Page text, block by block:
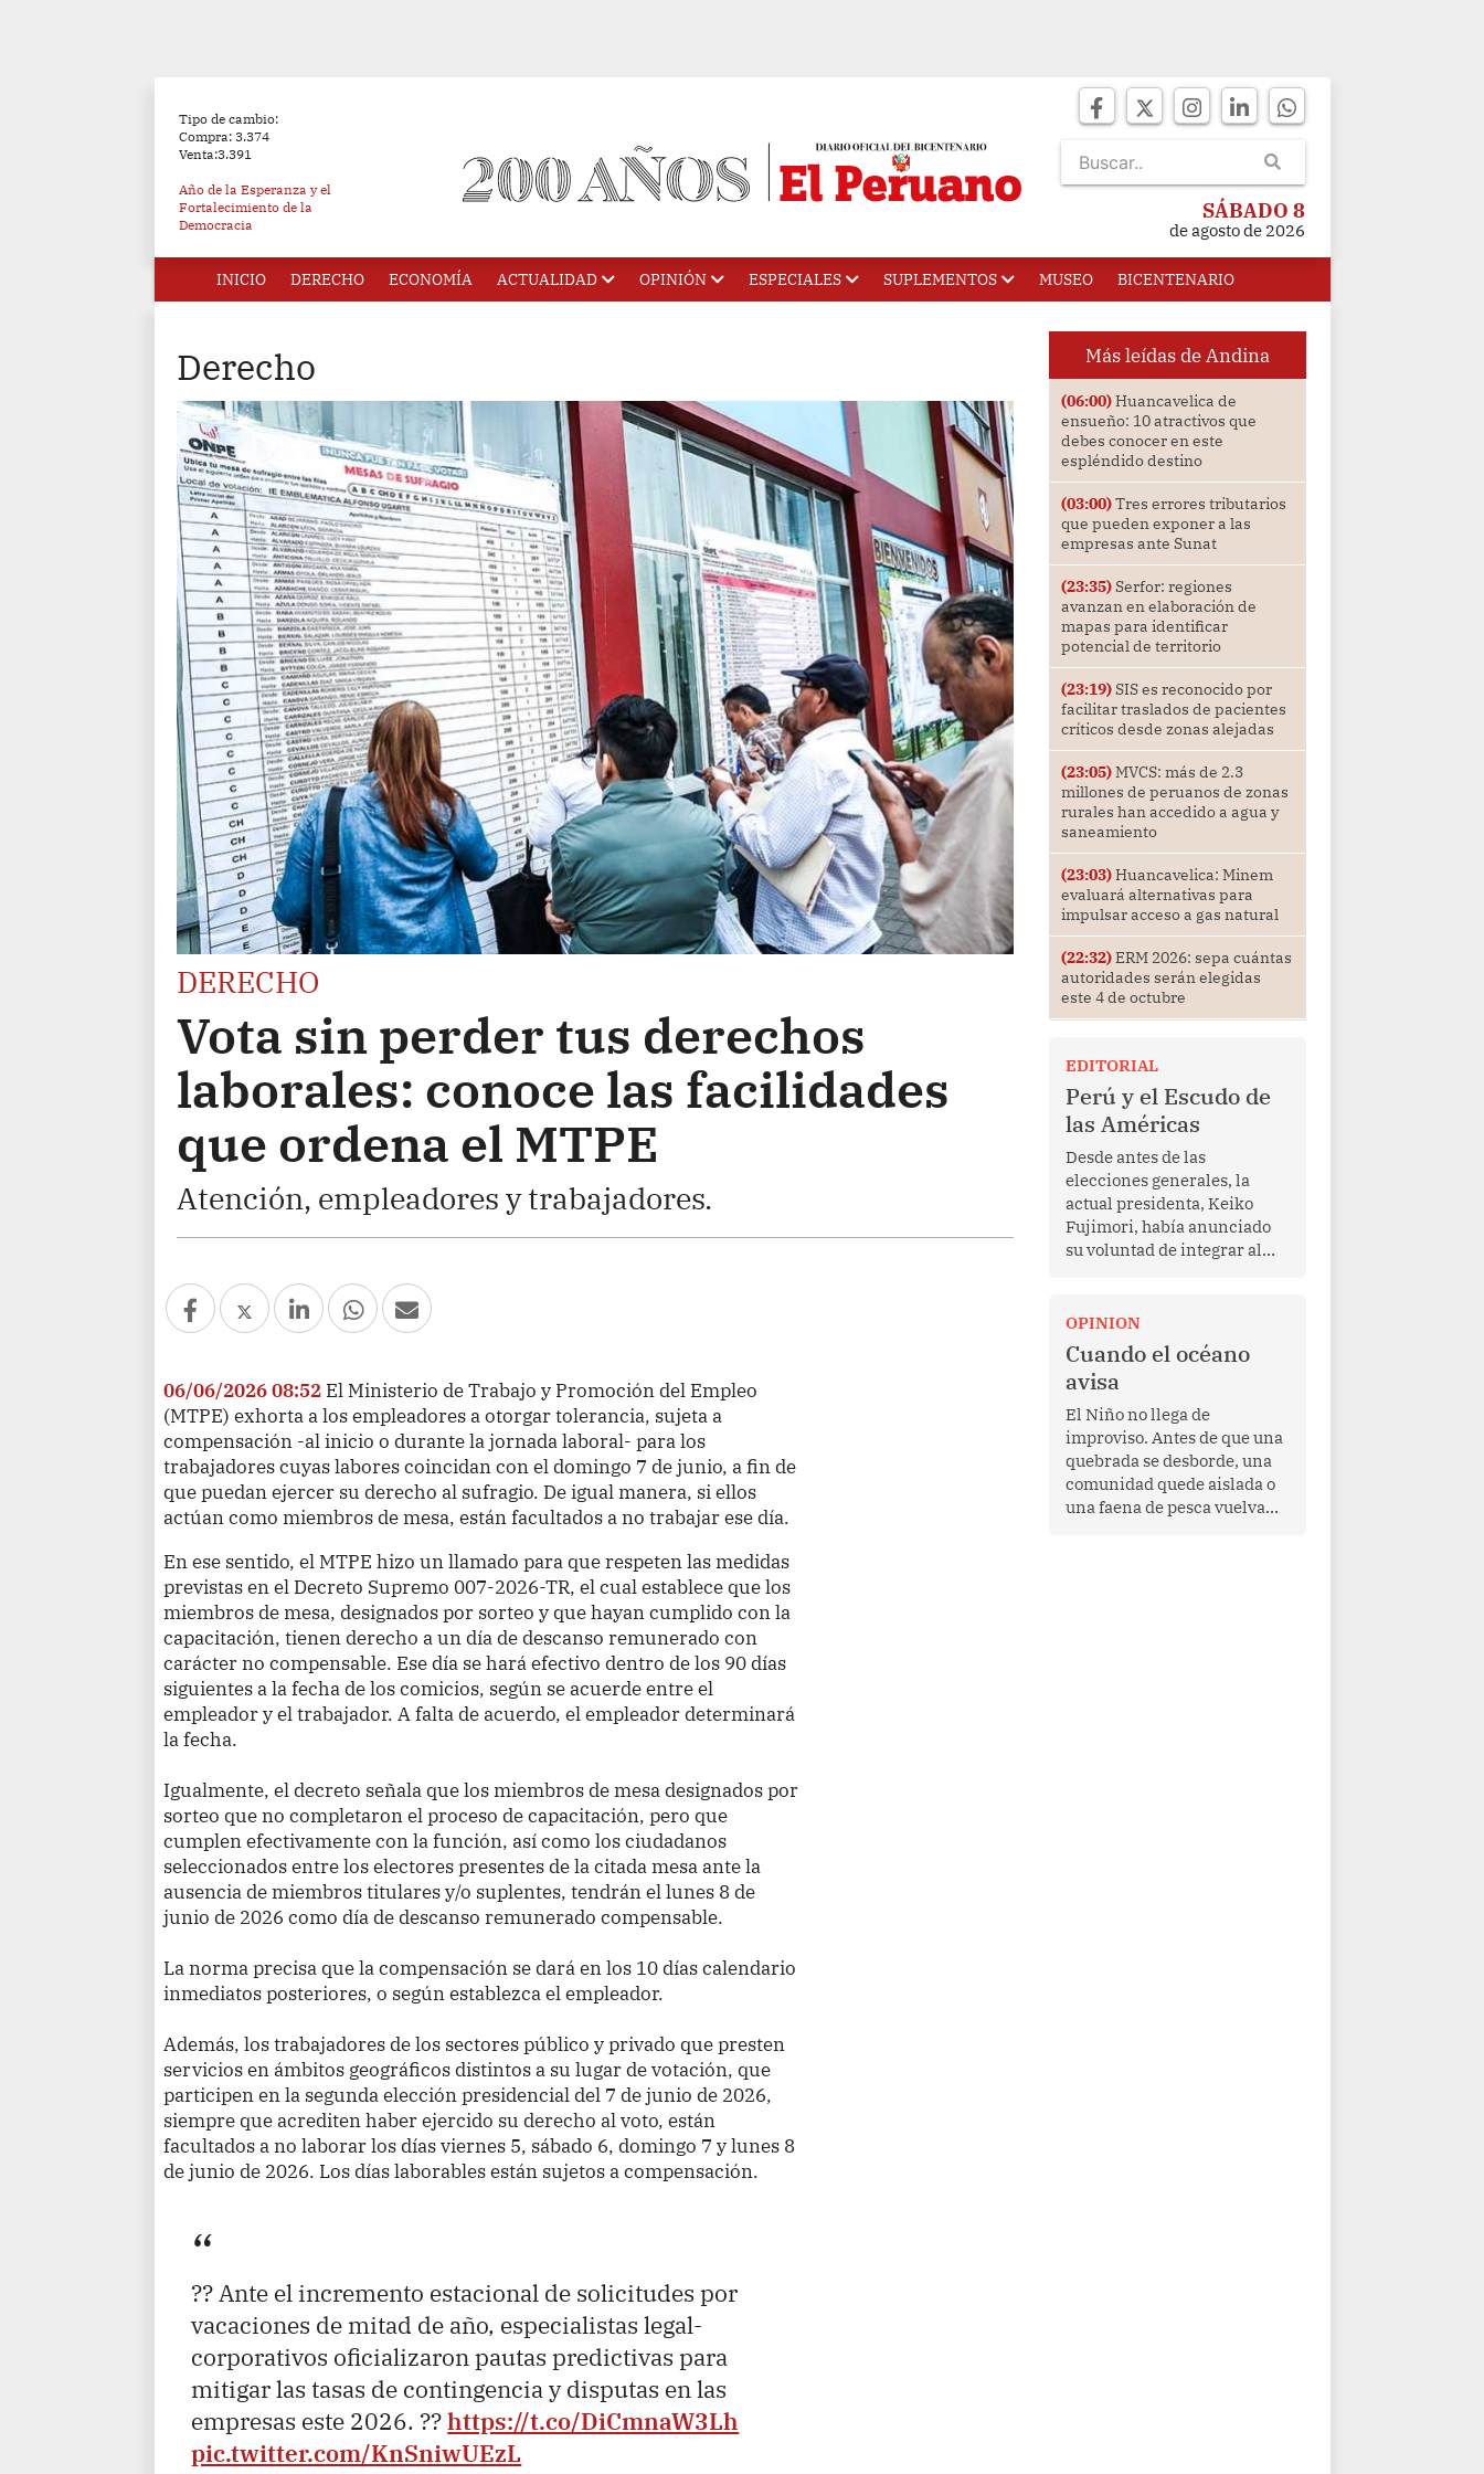
Tipo de cambio:
Compra: 3.374
Venta:3.391
Año de la Esperanza y el
Fortalecimiento de la
Democracia
SÁBADO 8
de agosto de 2026
INICIO DERECHO ECONOMÍA ACTUALIDAD OPINIÓN ESPECIALES SUPLEMENTOS MUSEO BICENTENARIO
Derecho
DERECHO
Vota sin perder tus derechos
laborales: conoce las facilidades
que ordena el MTPE
Atención, empleadores y trabajadores.
06/06/2026 08:52 El Ministerio de Trabajo y Promoción del Empleo
(MTPE) exhorta a los empleadores a otorgar tolerancia, sujeta a
compensación -al inicio o durante la jornada laboral- para los
trabajadores cuyas labores coincidan con el domingo 7 de junio, a fin de
que puedan ejercer su derecho al sufragio. De igual manera, si ellos
actúan como miembros de mesa, están facultados a no trabajar ese día.
En ese sentido, el MTPE hizo un llamado para que respeten las medidas
previstas en el Decreto Supremo 007-2026-TR, el cual establece que los
miembros de mesa, designados por sorteo y que hayan cumplido con la
capacitación, tienen derecho a un día de descanso remunerado con
carácter no compensable. Ese día se hará efectivo dentro de los 90 días
siguientes a la fecha de los comicios, según se acuerde entre el
empleador y el trabajador. A falta de acuerdo, el empleador determinará
la fecha.
Igualmente, el decreto señala que los miembros de mesa designados por
sorteo que no completaron el proceso de capacitación, pero que
cumplen efectivamente con la función, así como los ciudadanos
seleccionados entre los electores presentes de la citada mesa ante la
ausencia de miembros titulares y/o suplentes, tendrán el lunes 8 de
junio de 2026 como día de descanso remunerado compensable.
La norma precisa que la compensación se dará en los 10 días calendario
inmediatos posteriores, o según establezca el empleador.
Además, los trabajadores de los sectores público y privado que presten
servicios en ámbitos geográficos distintos a su lugar de votación, que
participen en la segunda elección presidencial del 7 de junio de 2026,
siempre que acrediten haber ejercido su derecho al voto, están
facultados a no laborar los días viernes 5, sábado 6, domingo 7 y lunes 8
de junio de 2026. Los días laborables están sujetos a compensación.
?? Ante el incremento estacional de solicitudes por
vacaciones de mitad de año, especialistas legal-
corporativos oficializaron pautas predictivas para
mitigar las tasas de contingencia y disputas en las
empresas este 2026. ??https://t.co/DiCmnaW3Lh
pic.twitter.com/KnSniwUEzL
Más leídas de Andina
(06:00)Huancavelica de
ensueño: 10 atractivos que
debes conocer en este
espléndido destino
(03:00)Tres errores tributarios
que pueden exponer a las
empresas ante Sunat
(23:35)Serfor: regiones
avanzan en elaboración de
mapas para identificar
potencial de territorio
(23:19)SIS es reconocido por
facilitar traslados de pacientes
críticos desde zonas alejadas
(23:05)MVCS: más de 2.3
millones de peruanos de zonas
rurales han accedido a agua y
saneamiento
(23:03)Huancavelica: Minem
evaluará alternativas para
impulsar acceso a gas natural
(22:32)ERM 2026: sepa cuántas
autoridades serán elegidas
este 4 de octubre
EDITORIAL
Perú y el Escudo de
las Américas
Desde antes de las
elecciones generales, la
actual presidenta, Keiko
Fujimori, había anunciado
su voluntad de integrar al
en marzo de este año por el
mandatario estadounidense
Donald Trump, con el fin de
enfrentar al crimen
transnacional organizado y
al tráfico de drogas.
OPINION
Cuando el océano
avisa
El Niño no llega de
improviso. Antes de que una
quebrada se desborde, una
comunidad quede aislada o
una faena de pesca vuelva